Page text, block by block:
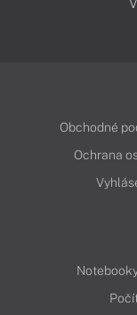
Obchodné
Ochrana